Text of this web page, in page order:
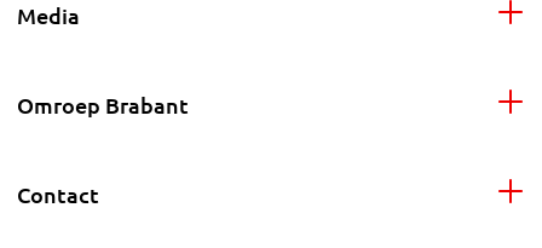
Media
Omroep Brabant
Contact